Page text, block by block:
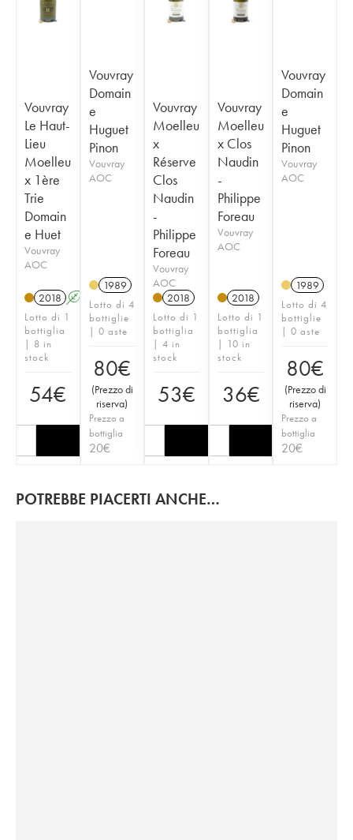
Vouvray
Le Haut-
Lieu
Moelleu
x 1ère
Trie
Domain
e Huet
Vouvray
AOC
2018 A S
Lotto di 1
bottiglia
| 8 in
stock
54€
Vouvray
Domain
e
Huguet
Pinon
Vouvray
AOC
1989
Lotto di 4
bottiglie
| 0 aste
80€
(Prezzo di
riserva)
Prezzo a
bottiglia
20€
Vouvray
Moelleu
x
Réserve
Clos
Naudin
-
Philippe
Foreau
Vouvray
AOC
2018
Lotto di 1
bottiglia
| 4 in
stock
53€
Vouvray
Moelleu
x Clos
Naudin
-
Philippe
Foreau
Vouvray
AOC
2018
Lotto di 1
bottiglia
| 10 in
stock
36€
Vouvray
Domain
e
Huguet
Pinon
Vouvray
AOC
1989
Lotto di 4
bottiglie
| 0 aste
80€
(Prezzo di
riserva)
Prezzo a
bottiglia
20€
POTREBBE PIACERTI ANCHE…